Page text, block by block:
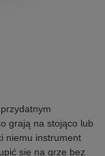
grają na stojąco lub
niemu instrument
się na grze bez